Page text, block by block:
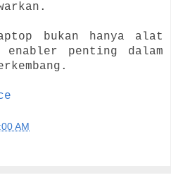
bukan hanya alat
penting dalam
AM